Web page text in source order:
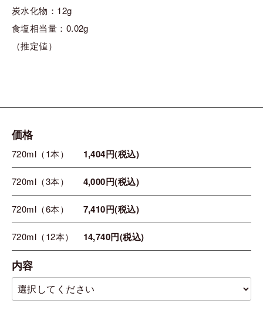
炭水化物：12g
食塩相当量：0.02g
（推定値）
価格
720ml（1本） 1,404円(税込)
720ml（3本） 4,000円(税込)
720ml（6本） 7,410円(税込)
720ml（12本） 14,740円(税込)
内容